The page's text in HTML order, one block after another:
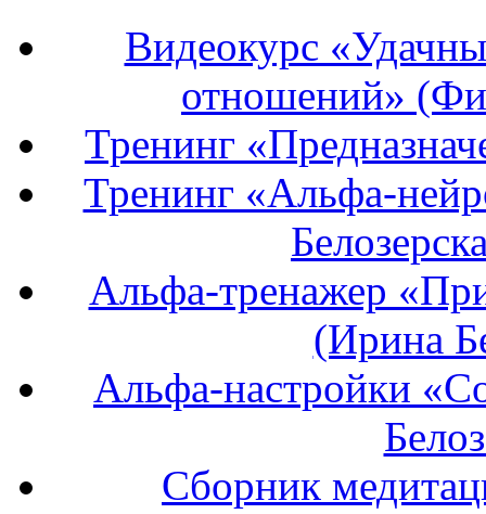
Видеокурс
отношений»
Тренинг
Тренинг «Альфа-
Альфа-тренажер
(Ирина
Альфа-настройки
Сборник